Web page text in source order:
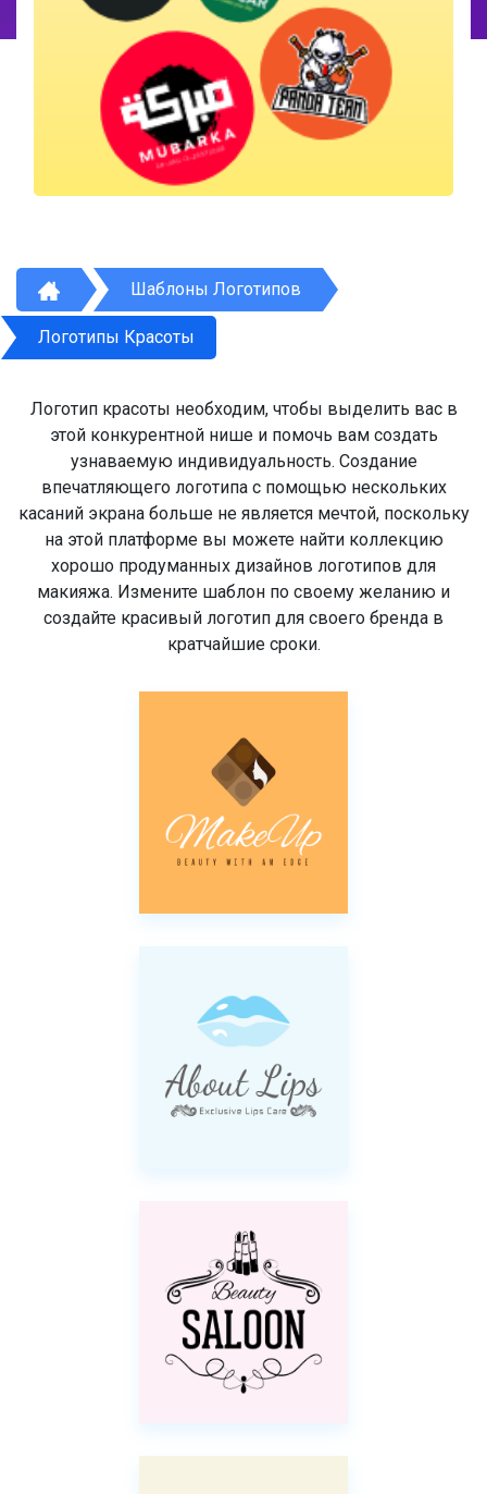
Шаблоны Логотипов
Логотипы Красоты
Логотип красоты необходим, чтобы выделить вас в
этой конкурентной нише и помочь вам создать
узнаваемую индивидуальность. Создание
впечатляющего логотипа с помощью нескольких
касаний экрана больше не является мечтой, поскольку
на этой платформе вы можете найти коллекцию
хорошо продуманных дизайнов логотипов для
макияжа. Измените шаблон по своему желанию и
создайте красивый логотип для своего бренда в
кратчайшие сроки.